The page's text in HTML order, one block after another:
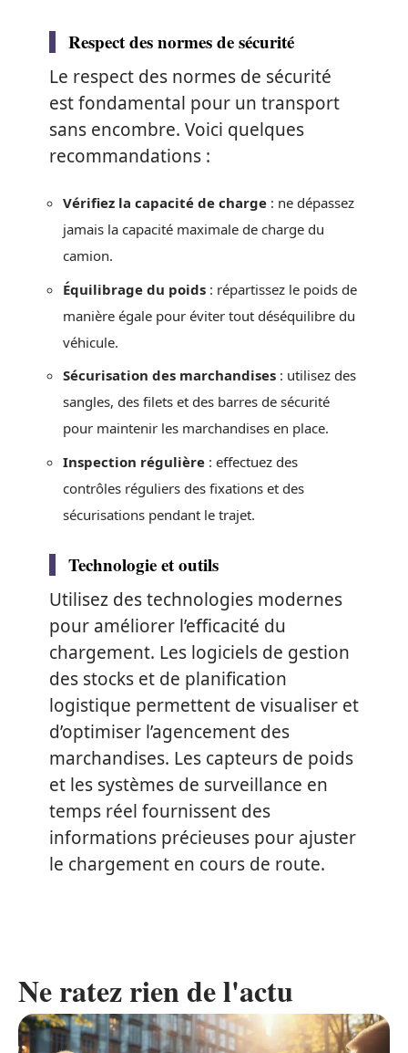
Respect des normes de sécurité
Le respect des normes de sécurité
est fondamental pour un transport
sans encombre. Voici quelques
recommandations :
Vérifiez la capacité de charge : ne dépassez
jamais la capacité maximale de charge du
camion.
Équilibrage du poids : répartissez le poids de
manière égale pour éviter tout déséquilibre du
véhicule.
Sécurisation des marchandises : utilisez des
sangles, des filets et des barres de sécurité
pour maintenir les marchandises en place.
Inspection régulière : effectuez des
contrôles réguliers des fixations et des
sécurisations pendant le trajet.
Technologie et outils
Utilisez des technologies modernes
pour améliorer l’efficacité du
chargement. Les logiciels de gestion
des stocks et de planification
logistique permettent de visualiser et
d’optimiser l’agencement des
marchandises. Les capteurs de poids
et les systèmes de surveillance en
temps réel fournissent des
informations précieuses pour ajuster
le chargement en cours de route.
Ne ratez rien de l'actu